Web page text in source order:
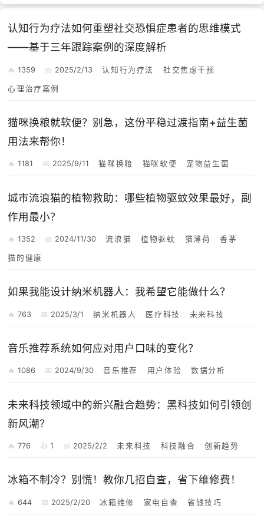
认知行为疗法如何重塑社交恐惧症患者的思维模式
——基于三年跟踪案例的深度解析
1359 2025/2/13 认知行为疗法 社交焦虑干预
心理治疗案例
猫咪换粮就软便？别急，这份平稳过渡指南+益生菌
用法来帮你！
1181 2025/9/11 猫咪换粮 猫咪软便 宠物益生菌
城市流浪猫的植物救助：哪些植物驱蚊效果最好，副
作用最小？
1352 2024/11/30 流浪猫 植物驱蚊 猫薄荷 香茅
猫的健康
如果我能设计纳米机器人：我希望它能做什么？
763 2025/3/1 纳米机器人 医疗科技 未来科技
音乐推荐系统如何应对用户口味的变化？
1086 2024/9/30 音乐推荐 用户体验 数据分析
未来科技领域中的新兴融合趋势：黑科技如何引领创
新风潮？
776 1 2025/2/2 未来科技 科技融合 创新趋势
冰箱不制冷？别慌！教你几招自查，省下维修费！
644 2025/2/20 冰箱维修 家电自查 省钱技巧